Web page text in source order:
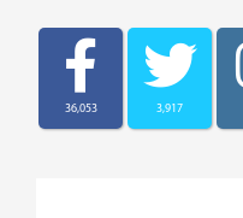
36,053 3,917